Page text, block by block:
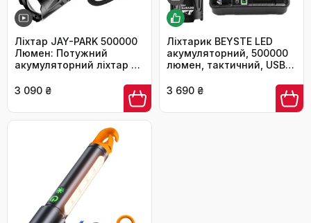
Ліхтар JAY-PARK 500000
Люмен: Потужний
акумуляторний ліхтар з
режимів освітлення,
Zoom, дальність 3000м,
для кемпінгу та
активного відпочинку,
матовий чорний
3 090 ₴
Ліхтарик BEYSTE LED
акумуляторний, 500000
люмен, тактичний, USB-
кемпінгу та
надзвичайних ситуацій
3 690 ₴